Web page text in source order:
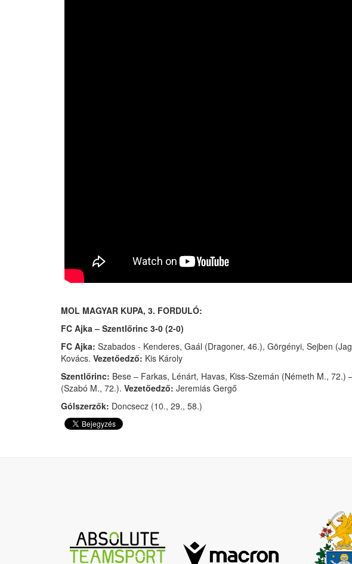
MOL MAGYAR KUPA, 3. FORDULÓ:
FC Ajka – Szentlőrinc 3-0 (2-0)
FC Ajka: Szabados - Kenderes, Gaál (Dragoner, 46.), Görgényi, Sejben
Kovács. Vezetőedző: Kis Károly
Szentlőrinc: Bese – Farkas, Lénárt, Havas, Kiss-Szemán (Németh M.,
(Szabó M., 72.). Vezetőedző: Jeremiás Gergő
Gólszerzők: Doncsecz (10., 29., 58.)